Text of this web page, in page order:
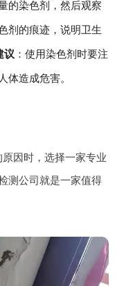
的染色剂，然后观察
剂的痕迹，说明卫生
议：使用染色剂时要注
体造成危害。
因时，选择一家专业
测公司就是一家值得